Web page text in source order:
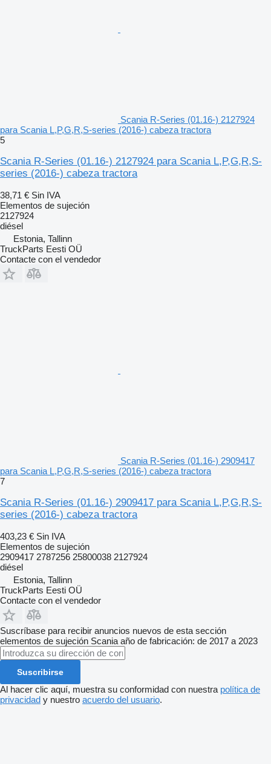
Scania R-Series (01.16-) 2127924
para Scania L,P,G,R,S-series (2016-) cabeza tractora
5
Scania R-Series (01.16-) 2127924 para Scania L,P,G,R,S-
series (2016-) cabeza tractora
38,71 € Sin IVA
Elementos de sujeción
2127924
diésel
Estonia, Tallinn
TruckParts Eesti OÜ
Contacte con el vendedor
Scania R-Series (01.16-) 2909417
para Scania L,P,G,R,S-series (2016-) cabeza tractora
7
Scania R-Series (01.16-) 2909417 para Scania L,P,G,R,S-
series (2016-) cabeza tractora
403,23 € Sin IVA
Elementos de sujeción
2909417 2787256 25800038 2127924
diésel
Estonia, Tallinn
TruckParts Eesti OÜ
Contacte con el vendedor
Suscríbase para recibir anuncios nuevos de esta sección
elementos de sujeción Scania año de fabricación: de 2017 a 2023
Suscribirse
Al hacer clic aquí, muestra su conformidad con nuestra política de
privacidad y nuestro acuerdo del usuario.